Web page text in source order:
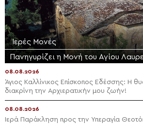
Ιερές Μονές
Πανηγυρίζει η Μονή του Αγίου
08.08.2026
Άγιος Καλλίνικος Επίσκοπος Εδέσσης: Η
διακρίνη την Αρχιερατικήν μου ζωήν!
08.08.2026
Ιερά Παράκληση προς την Υπεραγία